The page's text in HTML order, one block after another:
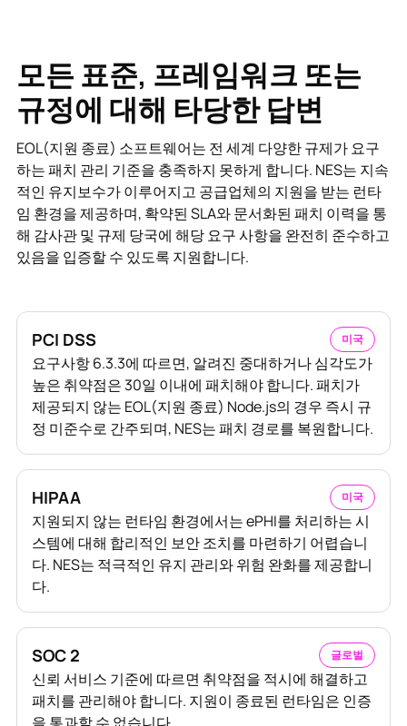
모든 표준, 프레임워크 또는
규정에 대해 타당한 답변
EOL(지원 종료) 소프트웨어는 전 세계 다양한 규제가 요구
하는 패치 관리 기준을 충족하지 못하게 합니다. NES는 지속
적인 유지보수가 이루어지고 공급업체의 지원을 받는 런타
임 환경을 제공하며, 확약된 SLA와 문서화된 패치 이력을 통
해 감사관 및 규제 당국에 해당 요구 사항을 완전히 준수하고
있음을 입증할 수 있도록 지원합니다.
PCI DSS 미국
요구사항 6.3.3에 따르면, 알려진 중대하거나 심각도가
높은 취약점은 30일 이내에 패치해야 합니다. 패치가
제공되지 않는 EOL(지원 종료) Node.js의 경우 즉시 규
정 미준수로 간주되며, NES는 패치 경로를 복원합니다.
HIPAA 미국
지원되지 않는 런타임 환경에서는 ePHI를 처리하는 시
스템에 대해 합리적인 보안 조치를 마련하기 어렵습니
다. NES는 적극적인 유지 관리와 위험 완화를 제공합니
다.
SOC 2 글로벌
신뢰 서비스 기준에 따르면 취약점을 적시에 해결하고
패치를 관리해야 합니다. 지원이 종료된 런타임은 인증